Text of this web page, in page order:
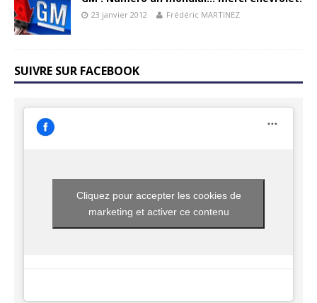
23 janvier 2012 Frédéric MARTINEZ
SUIVRE SUR FACEBOOK
Cliquez pour accepter les cookies de
marketing et activer ce contenu